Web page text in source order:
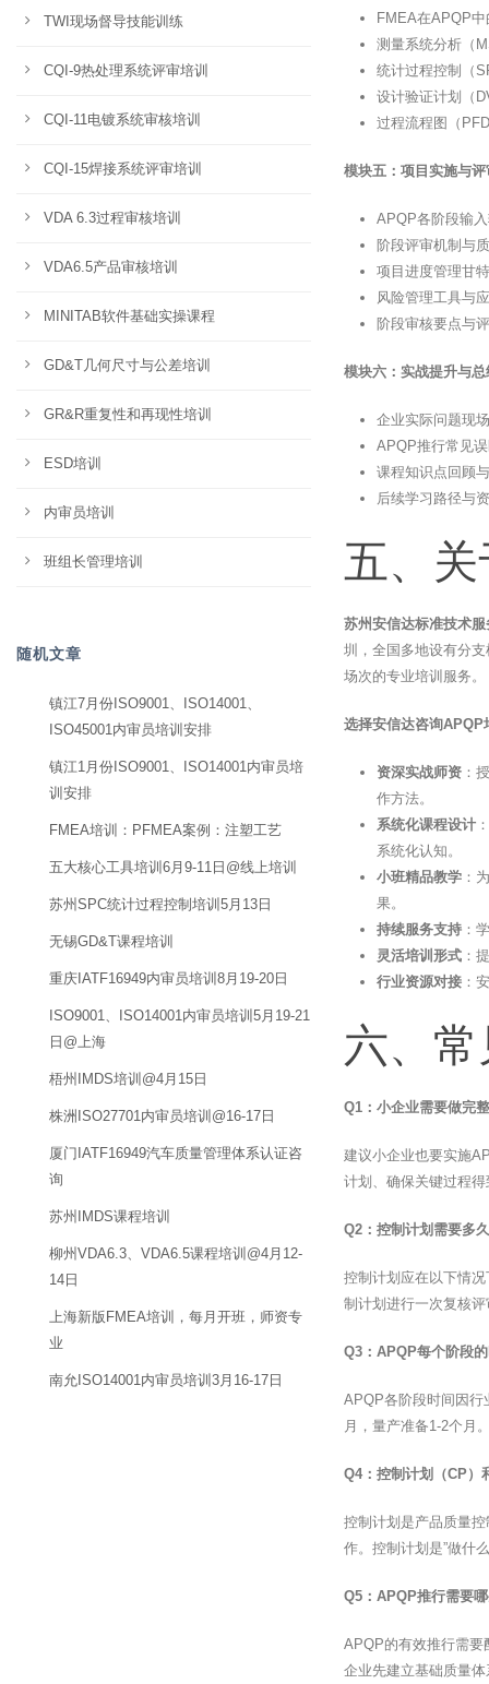
FMEA在APQP
测量系统分析（
统计过程控制（
设计验证计划（
过程流程图（
模块五：项目实施与
APQP各阶段输
阶段评审机制与
项目进度管理甘
风险管理工具与
阶段审核要点与
模块六：实战提升与
企业实际问题现
APQP推行常见
课程知识点回顾
后续学习路径与
五、
苏州安信达标准技术
圳，全国多地设有分
场次的专业培训服务。
选择安信达咨询APQP
资深实战师资 ：
作方法。
系统化课程设计
系统化认知。
小班精品教学 ：
果。
持续服务支持 ：
灵活培训形式 ：
行业资源对接 ：
六、
Q1：小企业需要做完
建议小企业也要实施
计划、确保关键过程
Q2：控制计划需要多
控制计划应在以下情
制计划进行一次复核
Q3：APQP每个阶段
APQP各阶段时间因行
月，量产准备1-2个月
Q4：控制计划（CP）
控制计划是产品质量
作。控制计划是”做什
Q5：APQP推行需要
APQP的有效推行需要
企业先建立基础质量
TWI现场督导技能训练
CQI-9热处理系统评审培训
CQI-11电镀系统审核培训
CQI-15焊接系统评审培训
VDA 6.3过程审核培训
VDA6.5产品审核培训
MINITAB软件基础实操课程
GD&T几何尺寸与公差培训
GR&R重复性和再现性培训
ESD培训
内审员培训
班组长管理培训
随机文章
镇江7月份ISO9001、ISO14001、
ISO45001内审员培训安排
镇江1月份ISO9001、ISO14001内审员培
训安排
FMEA培训：PFMEA案例：注塑工艺
五大核心工具培训6月9-11日@线上培训
苏州SPC统计过程控制培训5月13日
无锡GD&T课程培训
重庆IATF16949内审员培训8月19-20日
ISO9001、ISO14001内审员培训5月19-21
日@上海
梧州IMDS培训@4月15日
株洲ISO27701内审员培训@16-17日
厦门IATF16949汽车质量管理体系认证咨
询
苏州IMDS课程培训
柳州VDA6.3、VDA6.5课程培训@4月12-
14日
上海新版FMEA培训，每月开班，师资专
业
南允ISO14001内审员培训3月16-17日